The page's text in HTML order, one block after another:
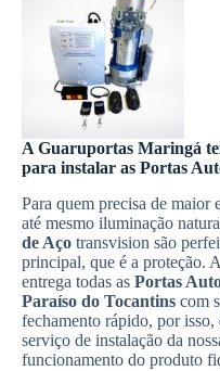
A Guaruportas Maringá
para instalar as Portas
Para quem precisa de maior
até mesmo iluminação
de Aço transvision são
principal, que é a proteção.
entrega todas as Portas
Paraíso do Tocantins com
fechamento rápido, por
serviço de instalação da
funcionamento do produto